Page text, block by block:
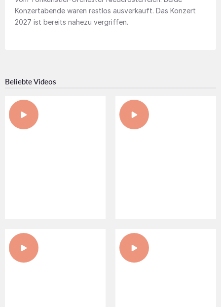
Konzertabende waren restlos ausverkauft. Das Konzert
2027 ist bereits nahezu vergriffen.
Beliebte Videos